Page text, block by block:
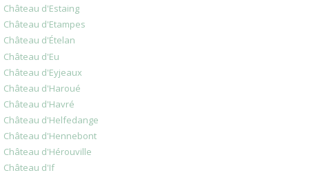
Château d'Estaing
Château d'Etampes
Château d'Ételan
Château d'Eu
Château d'Eyjeaux
Château d'Haroué
Château d'Havré
Château d'Helfedange
Château d'Hennebont
Château d'Hérouville
Château d'If